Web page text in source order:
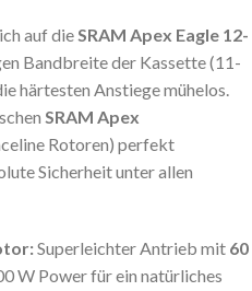
auf dieSRAM Apex Eagle 12-
Bandbreite der Kassette (11-
härtesten Anstiege mühelos.
SRAM Apex
Rotoren) perfekt
Sicherheit unter allen
Superleichter Antrieb mit 60
W Power für ein natürliches